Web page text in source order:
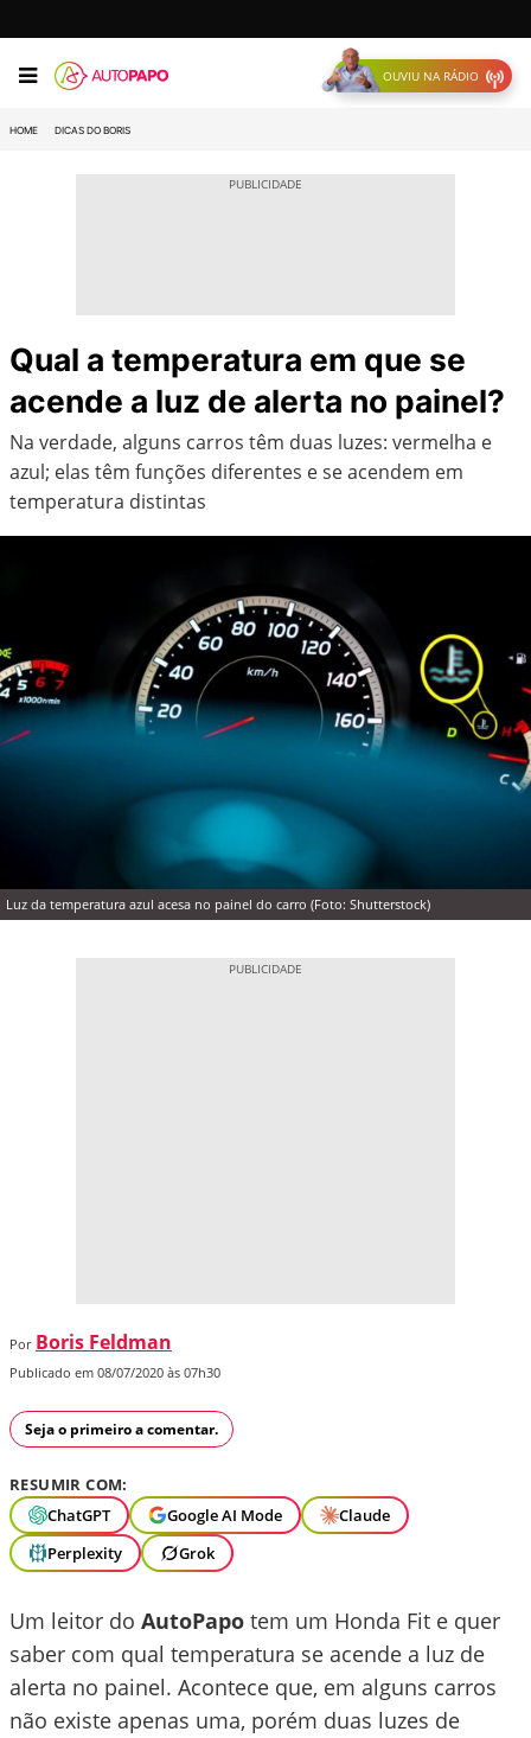
OUVIU NA RÁDIO
HOME DICAS DO BORIS
Qual a temperatura em que se
acende a luz de alerta no painel?
Na verdade, alguns carros têm duas luzes: vermelha e
azul; elas têm funções diferentes e se acendem em
temperatura distintas
Luz da temperatura azul acesa no painel do carro (Foto: Shutterstock)
Por Boris Feldman
Publicado em 08/07/2020 às 07h30
Seja o primeiro a comentar.
RESUMIR COM:
ChatGPT
Google AI Mode
Claude
Perplexity
Grok
Um leitor do AutoPapo tem um Honda Fit e quer
saber com qual temperatura se acende a luz de
alerta no painel. Acontece que, em alguns carros
não existe apenas uma, porém duas luzes de